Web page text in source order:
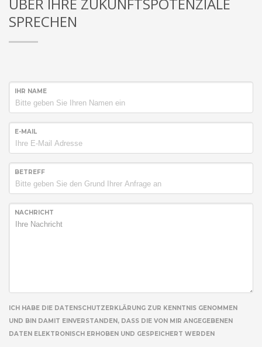
SPRECHEN
IHR NAME
E-MAIL
BETREFF
NACHRICHT
ICH HABE DIE DATENSCHUTZERKLÄRUNG ZUR KENNTNIS GENOMMEN
UND BIN DAMIT EINVERSTANDEN, DASS DIE VON MIR ANGEGEBENEN
DATEN ELEKTRONISCH ERHOBEN UND GESPEICHERT WERDEN